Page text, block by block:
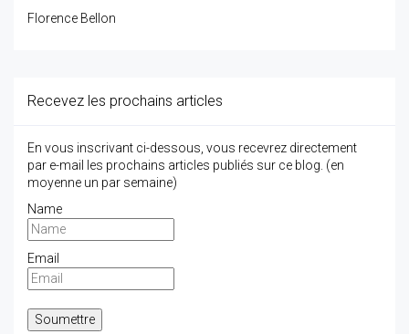
Florence Bellon
Recevez les prochains articles
En vous inscrivant ci-dessous, vous recevrez directement
par e-mail les prochains articles publiés sur ce blog. (en
moyenne un par semaine)
Name
Email